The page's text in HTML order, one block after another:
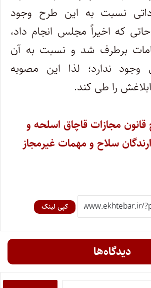
نسبت به این طرح وجود
که اخیراً مجلس انجام داد،
برطرف شد و نسبت به آن
وجود ندارد؛ لذا این مصوبه
ابلاغش را طی کند.
مجازات قاچاق اسلحه و
سلاح و مهمات غیرمجاز
کپی لینک
دیدگاه‌ها